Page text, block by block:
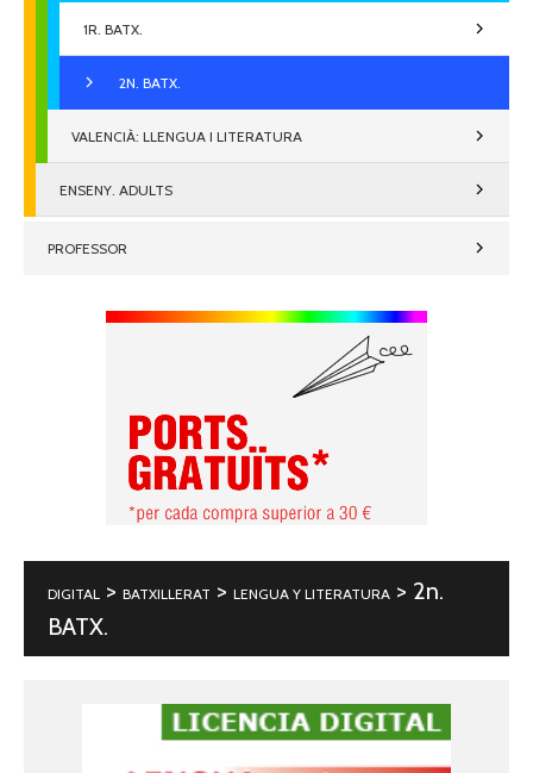
1R. BATX.
2N. BATX.
VALENCIÀ: LLENGUA I LITERATURA
ENSENY. ADULTS
PROFESSOR
DIGITAL > BATXILLERAT > LENGUA Y LITERATURA > 2n.
BATX.